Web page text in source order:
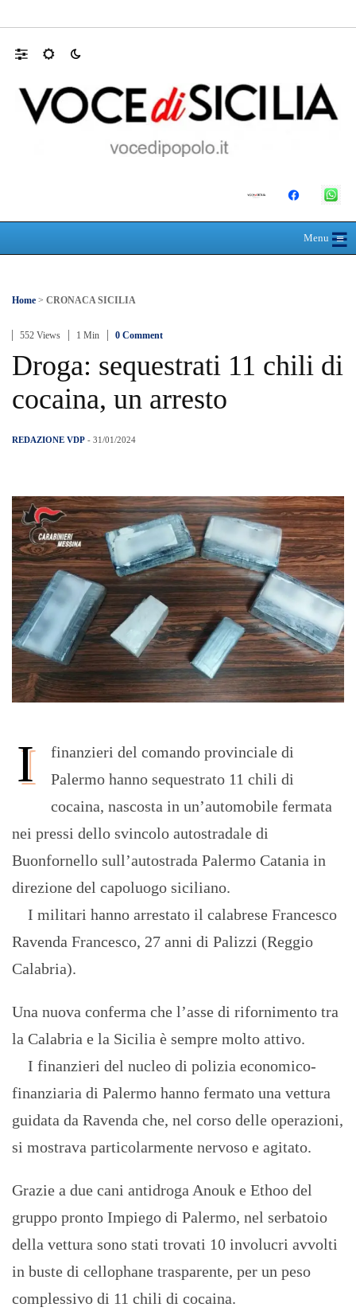
Menu≡
☰
Home > CRONACA SICILIA
552 Views 1 Min 0 Comment
Droga: sequestrati 11 chili di
cocaina, un arresto
REDAZIONE VDP - 31/01/2024
I
finanzieri del comando provinciale di
Palermo hanno sequestrato 11 chili di
cocaina, nascosta in un’automobile fermata
nei pressi dello svincolo autostradale di
Buonfornello sull’autostrada Palermo Catania in
direzione del capoluogo siciliano.
I militari hanno arrestato il calabrese Francesco
Ravenda Francesco, 27 anni di Palizzi (Reggio
Calabria).
Una nuova conferma che l’asse di rifornimento tra
la Calabria e la Sicilia è sempre molto attivo.
I finanzieri del nucleo di polizia economico-
finanziaria di Palermo hanno fermato una vettura
guidata da Ravenda che, nel corso delle operazioni,
si mostrava particolarmente nervoso e agitato.
Grazie a due cani antidroga Anouk e Ethoo del
gruppo pronto Impiego di Palermo, nel serbatoio
della vettura sono stati trovati 10 involucri avvolti
in buste di cellophane trasparente, per un peso
complessivo di 11 chili di cocaina.